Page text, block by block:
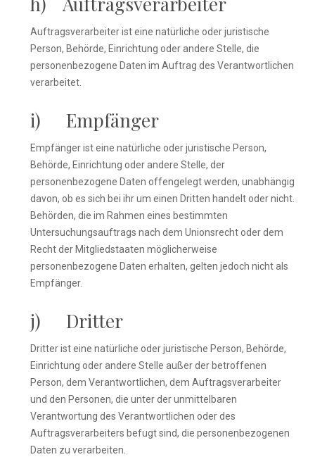
Auftragsverarbeiter ist eine natürliche oder juristische
Person, Behörde, Einrichtung oder andere Stelle, die
personenbezogene Daten im Auftrag des Verantwortlichen
verarbeitet.
i) Empfänger
Empfänger ist eine natürliche oder juristische Person,
Behörde, Einrichtung oder andere Stelle, der
personenbezogene Daten offengelegt werden, unabhängig
davon, ob es sich bei ihr um einen Dritten handelt oder nicht.
Behörden, die im Rahmen eines bestimmten
Untersuchungsauftrags nach dem Unionsrecht oder dem
Recht der Mitgliedstaaten möglicherweise
personenbezogene Daten erhalten, gelten jedoch nicht als
Empfänger.
j) Dritter
Dritter ist eine natürliche oder juristische Person, Behörde,
Einrichtung oder andere Stelle außer der betroffenen
Person, dem Verantwortlichen, dem Auftragsverarbeiter
und den Personen, die unter der unmittelbaren
Verantwortung des Verantwortlichen oder des
Auftragsverarbeiters befugt sind, die personenbezogenen
Daten zu verarbeiten.